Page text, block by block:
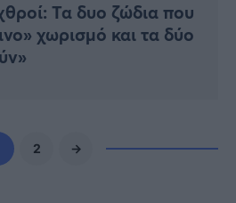
Τα δυο ζώδια που
χωρισμό και τα δύο
2 →